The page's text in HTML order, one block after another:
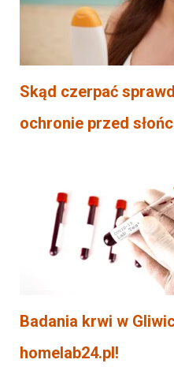
Skąd czerpać
ochronie przed
Badania krwi w
homelab24.pl!